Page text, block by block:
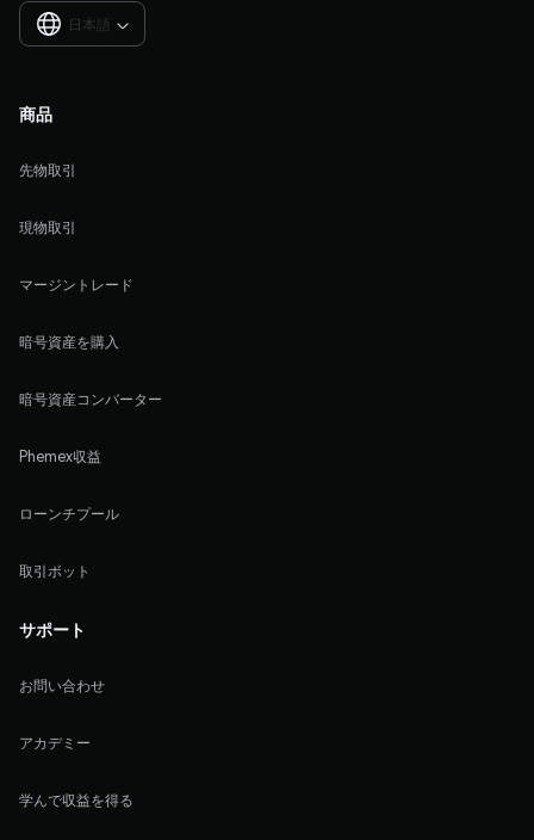
日本語 
商品
先物取引
現物取引
マージントレード
暗号資産を購入
暗号資産コンバーター
Phemex収益
ローンチプール
取引ボット
サポート
お問い合わせ
アカデミー
学んで収益を得る